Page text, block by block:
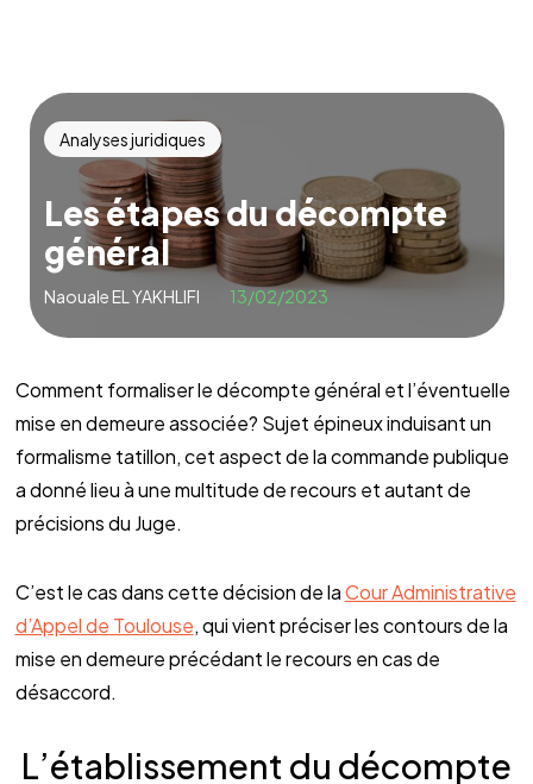
Analyses juridiques
Les étapes du décompte
général
Naouale EL YAKHLIFI 13/02/2023
Comment formaliser le décompte général et l’éventuelle
mise en demeure associée? Sujet épineux induisant un
formalisme tatillon, cet aspect de la commande publique
a donné lieu à une multitude de recours et autant de
précisions du Juge.
C’est le cas dans cette décision de laCour Administrative
d’Appel de Toulouse, qui vient préciser les contours de la
mise en demeure précédant le recours en cas de
désaccord.
L’établissement du décompte